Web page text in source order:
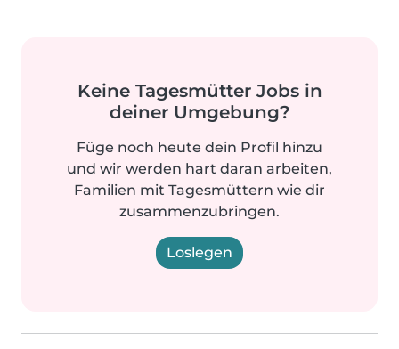
Keine Tagesmütter Jobs in
deiner Umgebung?
Füge noch heute dein Profil hinzu
und wir werden hart daran arbeiten,
Familien mit Tagesmüttern wie dir
zusammenzubringen.
Loslegen